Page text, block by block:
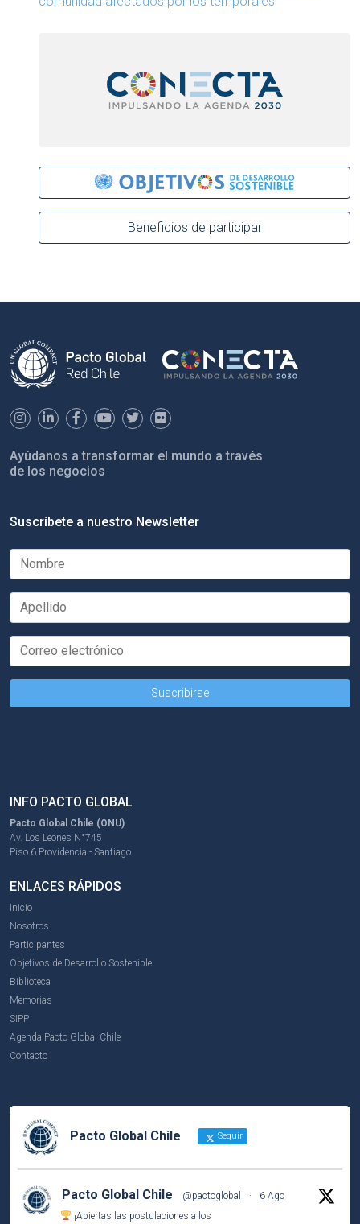
Beneficios de participar
Ayúdanos a transformar el mundo a través
de los negocios
Suscríbete a nuestro Newsletter
INFO PACTO GLOBAL
Pacto Global Chile (ONU)
Av. Los Leones N°745
Piso 6 Providencia - Santiago
ENLACES RÁPIDOS
Inicio
Nosotros
Participantes
Objetivos de Desarrollo Sostenible
Biblioteca
Memorias
SIPP
Agenda Pacto Global Chile
Contacto
Pacto Global Chile Seguir
Pacto Global Chile @pactoglobal ·
6 Ago
¡Abiertas las postulaciones a los